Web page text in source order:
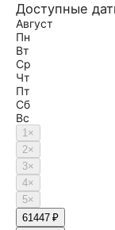
Доступные
Август
Пн
Вт
Ср
Чт
Пт
Сб
Вс
1×
2×
3×
4×
5×
61447 ₽